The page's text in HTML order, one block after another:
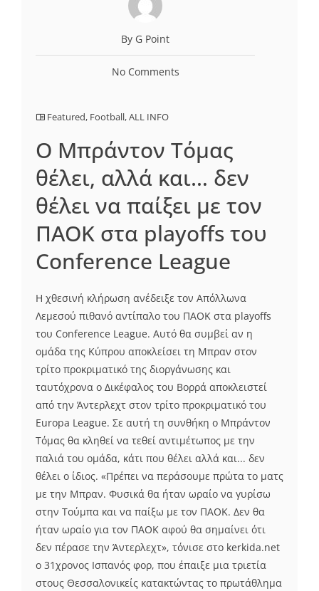
By G Point
No Comments
Featured, Football,ALL INFO
Ο Μπράντον Τόμας
θέλει, αλλά και… δεν
θέλει να παίξει με τον
ΠΑΟΚ στα playoffs του
Conference League
Η χθεσινή κλήρωση ανέδειξε τον Απόλλωνα
Λεμεσού πιθανό αντίπαλο του ΠΑΟΚ στα playoffs
του Conference League. Αυτό θα συμβεί αν η
ομάδα της Κύπρου αποκλείσει τη Μπραν στον
τρίτο προκριματικό της διοργάνωσης και
ταυτόχρονα ο Δικέφαλος του Βορρά αποκλειστεί
από την Άντερλεχτ στον τρίτο προκριματικό του
Europa League. Σε αυτή τη συνθήκη ο Μπράντον
Τόμας θα κληθεί να τεθεί αντιμέτωπος με την
παλιά του ομάδα, κάτι που θέλει αλλά και... δεν
θέλει ο ίδιος. «Πρέπει να περάσουμε πρώτα το ματς
με την Μπραν. Φυσικά θα ήταν ωραίο να γυρίσω
στην Τούμπα και να παίξω με τον ΠΑΟΚ. Δεν θα
ήταν ωραίο για τον ΠΑΟΚ αφού θα σημαίνει ότι
δεν πέρασε την Άντερλεχτ», τόνισε στο kerkida.net
ο 31χρονος Ισπανός φορ, που έπαιξε μια τριετία
στους Θεσσαλονικείς κατακτώντας το πρωτάθλημα